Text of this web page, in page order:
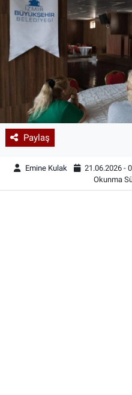
Paylaş
Emine Kulak 21.06.2026 -
Okunma